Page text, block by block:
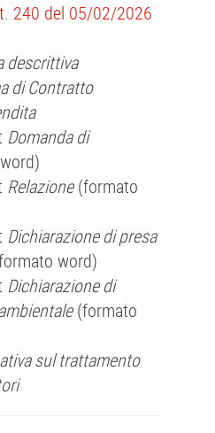
240 del 05/02/2026
descrittiva
di Contratto
Domanda di
Relazione(formato
Dichiarazione di presa
word)
Dichiarazione di
(formato
sul trattamento